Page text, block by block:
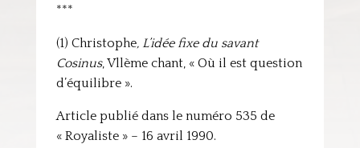
***
(1) Christophe, L’idée fixe du savant
Cosinus, Vllème chant, « Où il est question
d’équilibre ».
Article publié dans le numéro 535 de
« Royaliste » – 16 avril 1990.